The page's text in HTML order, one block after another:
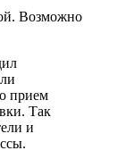
Возможно
прием
Так
и